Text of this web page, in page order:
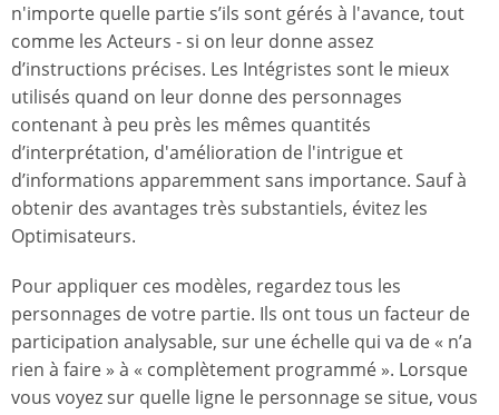
n'importe quelle partie s’ils sont gérés à l'avance, tout
comme les Acteurs - si on leur donne assez
d’instructions précises. Les Intégristes sont le mieux
utilisés quand on leur donne des personnages
contenant à peu près les mêmes quantités
d’interprétation, d'amélioration de l'intrigue et
d’informations apparemment sans importance. Sauf à
obtenir des avantages très substantiels, évitez les
Optimisateurs.
Pour appliquer ces modèles, regardez tous les
personnages de votre partie. Ils ont tous un facteur de
participation analysable, sur une échelle qui va de « n’a
rien à faire » à « complètement programmé ». Lorsque
vous voyez sur quelle ligne le personnage se situe, vous